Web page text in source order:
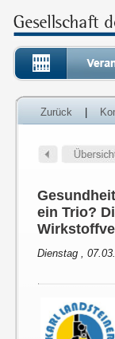
Zurück
ein Trio?
Dienstag ,